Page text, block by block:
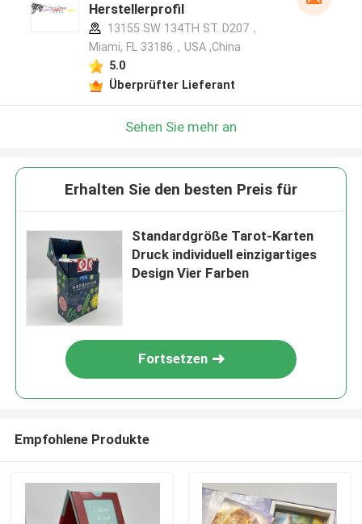
Herstellerprofil
13155 SW 134TH ST. D207，
Miami, FL 33186，USA ,China
5.0
Überprüfter Lieferant
Sehen Sie mehr an
Erhalten Sie den besten Preis für
Standardgröße Tarot-Karten
Druck individuell einzigartiges
Design Vier Farben
Fortsetzen
Empfohlene Produkte